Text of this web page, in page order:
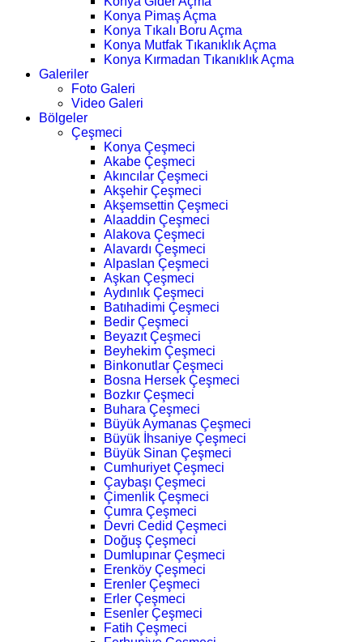
Konya Pimaş Açma
Konya Tıkalı Boru Açma
Konya Mutfak Tıkanıklık Açma
Konya Kırmadan Tıkanıklık Açma
Galeriler
Foto Galeri
Video Galeri
Bölgeler
Çeşmeci
Konya Çeşmeci
Akabe Çeşmeci
Akıncılar Çeşmeci
Akşehir Çeşmeci
Akşemsettin Çeşmeci
Alaaddin Çeşmeci
Alakova Çeşmeci
Alavardı Çeşmeci
Alpaslan Çeşmeci
Aşkan Çeşmeci
Aydınlık Çeşmeci
Batıhadimi Çeşmeci
Bedir Çeşmeci
Beyazıt Çeşmeci
Beyhekim Çeşmeci
Binkonutlar Çeşmeci
Bosna Hersek Çeşmeci
Bozkır Çeşmeci
Buhara Çeşmeci
Büyük Aymanas Çeşmeci
Büyük İhsaniye Çeşmeci
Büyük Sinan Çeşmeci
Cumhuriyet Çeşmeci
Çaybaşı Çeşmeci
Çimenlik Çeşmeci
Çumra Çeşmeci
Devri Cedid Çeşmeci
Doğuş Çeşmeci
Dumlupınar Çeşmeci
Erenköy Çeşmeci
Erenler Çeşmeci
Erler Çeşmeci
Esenler Çeşmeci
Fatih Çeşmeci